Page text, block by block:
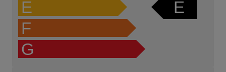
E
F
G
E